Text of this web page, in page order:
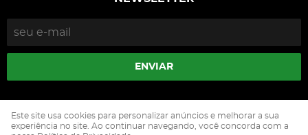
ENVIAR
CNPJ: 05.500.229/0002-90
Este site usa cookies para personalizar anúncios e melhorar a sua
experiência no site. Ao continuar navegando, você concorda com a